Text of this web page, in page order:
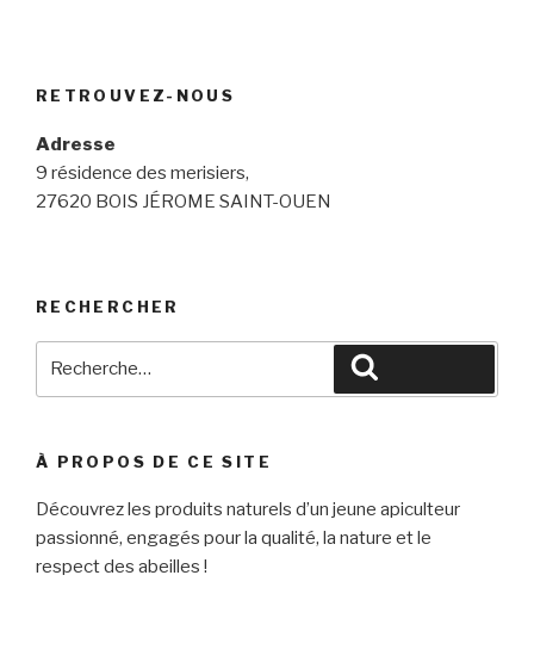
RETROUVEZ-NOUS
Adresse
9 résidence des merisiers,
27620 BOIS JÉROME SAINT-OUEN
RECHERCHER
À PROPOS DE CE SITE
Découvrez les produits naturels d’un jeune apiculteur
passionné, engagés pour la qualité, la nature et le
respect des abeilles !